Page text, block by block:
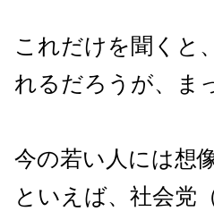
これだけを聞くと
れるだろうが、ま
今の若い人には想
といえば、社会党